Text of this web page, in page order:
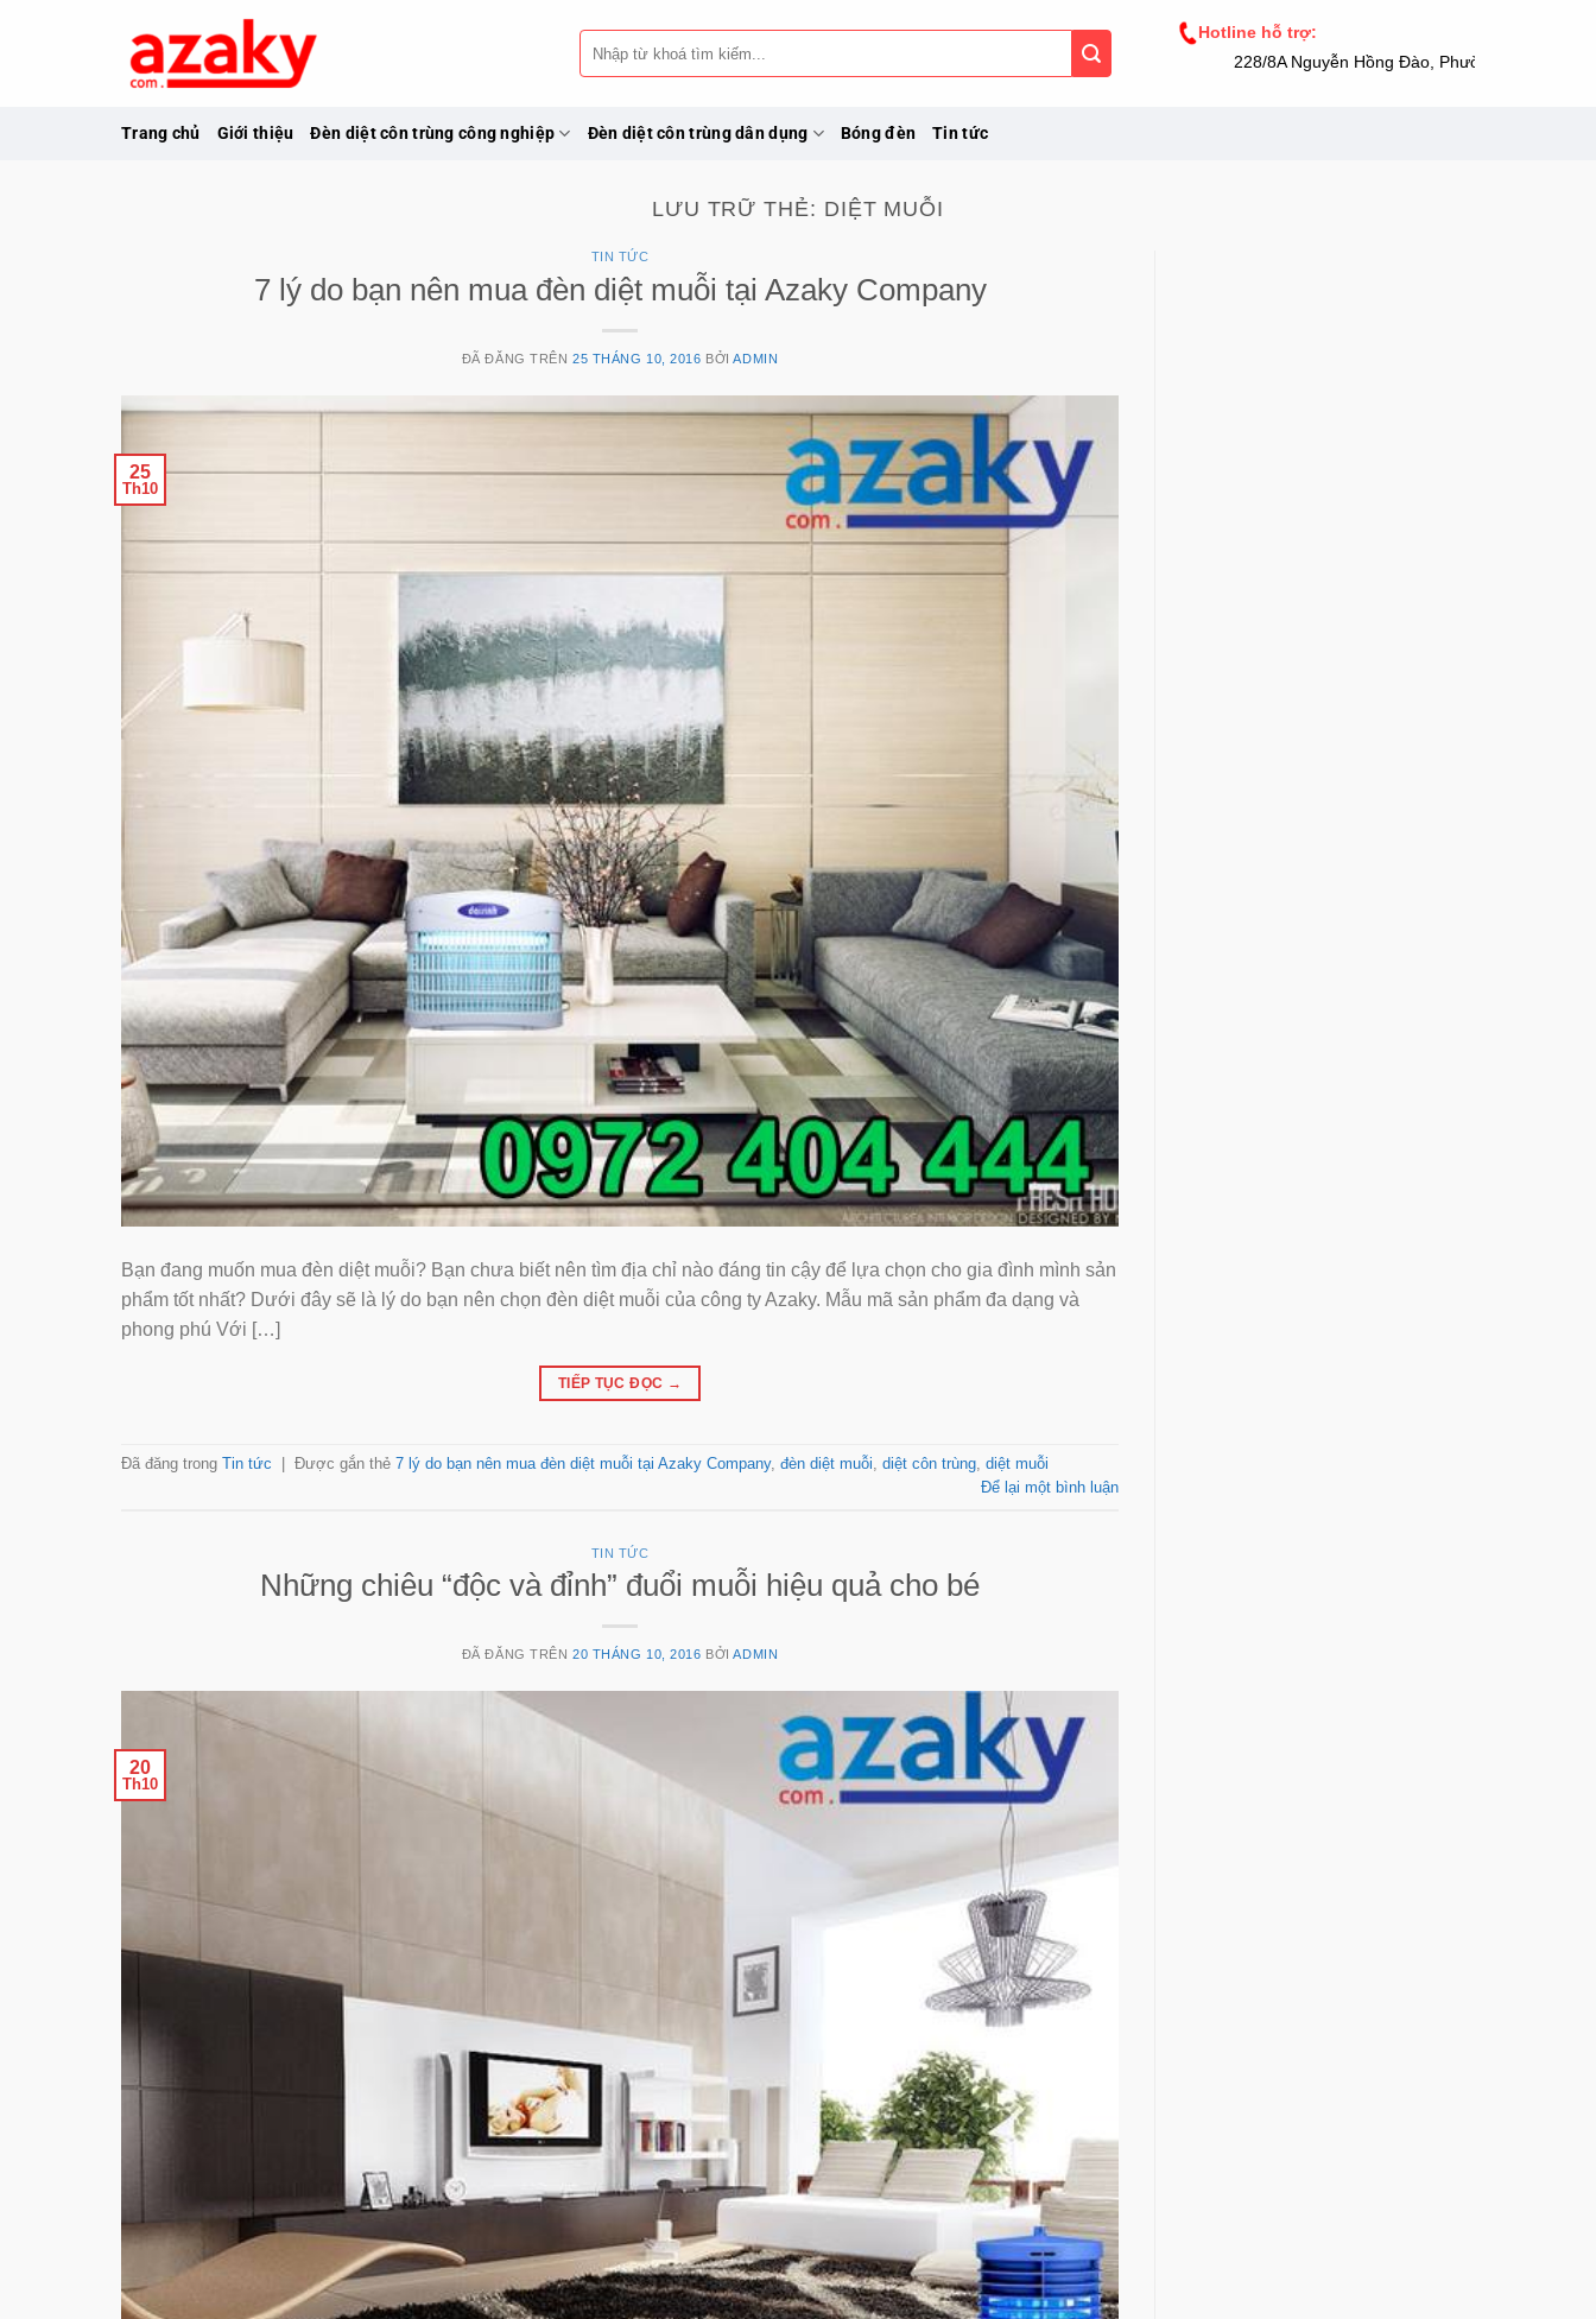
Tìm
kiếm:
Hotline hỗ trợ:
228/8A Nguyễn Hồng Đào, Phường 14, Tân Bình,
Trang chủ Giới thiệu Đèn diệt côn trùng công nghiệp Đèn diệt côn trùng dân dụng Bóng đèn Tin tức
LƯU TRỮ THẺ: DIỆT MUỖI
TIN TỨC
7 lý do bạn nên mua đèn diệt muỗi tại Azaky Company
ĐÃ ĐĂNG TRÊN25 THÁNG 10, 2016 BỞIADMIN
25
Th10
Bạn đang muốn mua đèn diệt muỗi? Bạn chưa biết nên tìm địa chỉ nào đáng tin cậy để lựa chọn cho gia đình mình sản
phẩm tốt nhất? Dưới đây sẽ là lý do bạn nên chọn đèn diệt muỗi của công ty Azaky. Mẫu mã sản phẩm đa dạng và
phong phú Với […]
TIẾP TỤC ĐỌC →
Đã đăng trong Tin tức Được gắn thẻ 7 lý do bạn nên mua đèn diệt muỗi tại Azaky Company, đèn diệt muỗi, diệt côn trùng, diệt muỗi
Để lại một bình luận
TIN TỨC
Những chiêu “độc và đỉnh” đuổi muỗi hiệu quả cho bé
ĐÃ ĐĂNG TRÊN20 THÁNG 10, 2016 BỞIADMIN
20
Th10